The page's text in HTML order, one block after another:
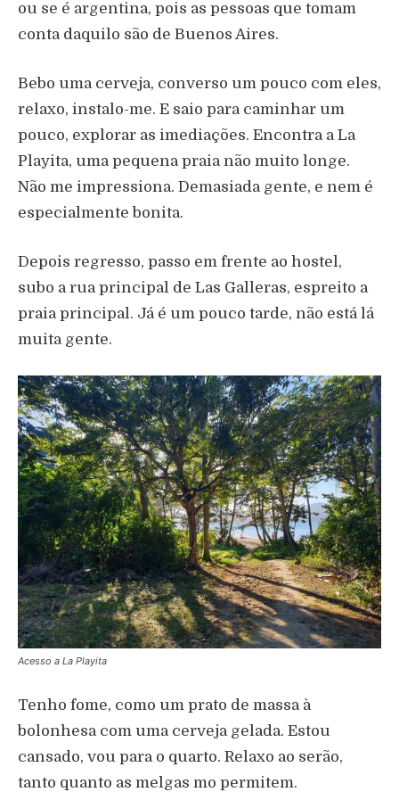
ou se é argentina, pois as pessoas que tomam
conta daquilo são de Buenos Aires.
Bebo uma cerveja, converso um pouco com eles,
relaxo, instalo-me. E saio para caminhar um
pouco, explorar as imediações. Encontra a La
Playita, uma pequena praia não muito longe.
Não me impressiona. Demasiada gente, e nem é
especialmente bonita.
Depois regresso, passo em frente ao hostel,
subo a rua principal de Las Galleras, espreito a
praia principal. Já é um pouco tarde, não está lá
muita gente.
Acesso a La Playita
Tenho fome, como um prato de massa à
bolonhesa com uma cerveja gelada. Estou
cansado, vou para o quarto. Relaxo ao serão,
tanto quanto as melgas mo permitem.